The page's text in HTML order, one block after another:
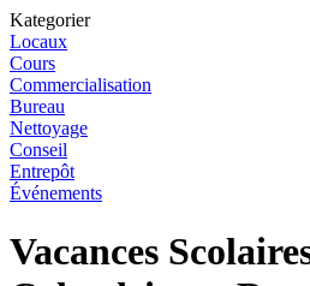
Kategorier
Locaux
Cours
Commercialisation
Bureau
Nettoyage
Conseil
Entrepôt
Événements
Vacances